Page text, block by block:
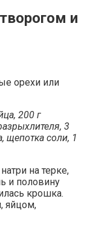
и
орехи или
200 г
3
щепотка соли, 1
на терке,
и половину
крошка.
яйцом,